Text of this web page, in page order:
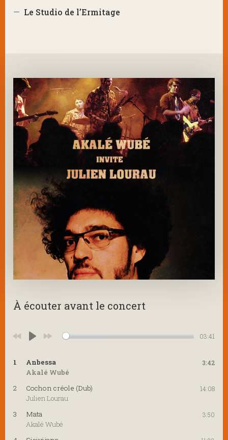
Le Studio de l’Ermitage
À écouter avant le concert
03:41
1 Anbessa 3:42
Akalé Wubé
2
Cochon créole (Dub) 14:08
Julien Lourau
3
Mata 3:50
Akalé Wubé